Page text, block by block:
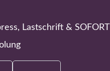
Lastschrift & SOFORT